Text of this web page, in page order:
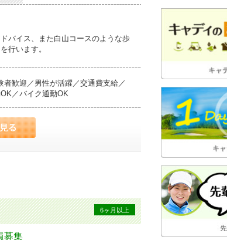
バイス、また白山コースのような歩
行います。
お客様の情報を確認
認
集中力を回復します。
歓迎／男性が活躍／交通費支給／
／バイク通勤OK
6ヶ月以上
募集